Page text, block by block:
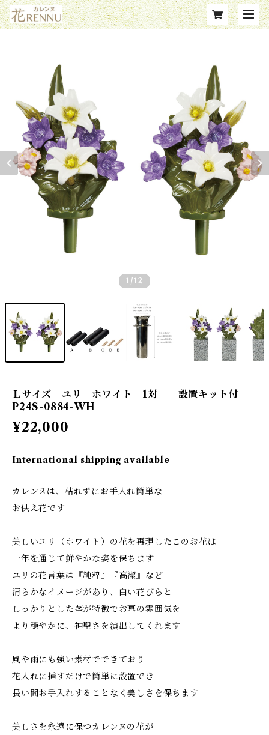
1 /12
Ｌサイズ ユリ ホワイト 1対 設置キット付
P24S-0884-WH
¥22,000
International shipping available
カレンヌは、枯れずにお手入れ簡単な
お供え花です
美しいユリ（ホワイト）の花を再現したこのお花は
一年を通じて鮮やかな姿を保ちます
ユリの花言葉は『純粋』『高潔』など
清らかなイメージがあり、白い花びらと
しっかりとした茎が特徴でお墓の雰囲気を
より穏やかに、神聖さを演出してくれます
風や雨にも強い素材でできており
花入れに挿すだけで簡単に設置でき
長い間お手入れすることなく美しさを保ちます
美しさを永遠に保つカレンヌの花が